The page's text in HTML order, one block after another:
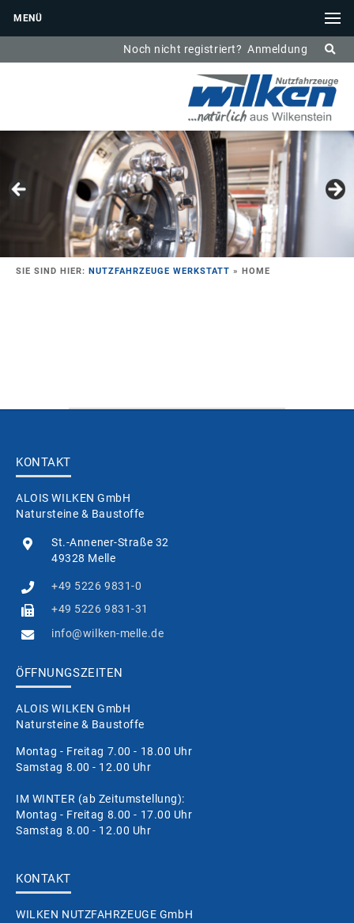
MENÜ
Anmeldung
Noch nicht registriert?
SIE SIND HIER: NUTZFAHRZEUGE WERKSTATT » HOME
KONTAKT
ALOIS WILKEN GmbH
Natursteine & Baustoffe
St.-Annener-Straße 32
49328 Melle
+49 5226 9831-0
+49 5226 9831-31
info@wilken-melle.de
ÖFFNUNGSZEITEN
ALOIS WILKEN GmbH
Natursteine & Baustoffe
Montag - Freitag 7.00 - 18.00 Uhr
Samstag 8.00 - 12.00 Uhr
IM WINTER (ab Zeitumstellung):
Montag - Freitag 8.00 - 17.00 Uhr
Samstag 8.00 - 12.00 Uhr
KONTAKT
WILKEN NUTZFAHRZEUGE GmbH